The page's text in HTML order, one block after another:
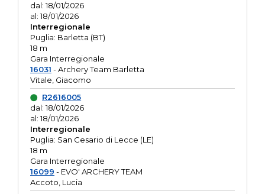
dal: 18/01/2026
al: 18/01/2026
Interregionale
Puglia: Barletta (BT)
18 m
Gara Interregionale
16031 - Archery Team Barletta
Vitale, Giacomo
R2616005
dal: 18/01/2026
al: 18/01/2026
Interregionale
Puglia: San Cesario di Lecce (LE)
18 m
Gara Interregionale
16099 - EVO' ARCHERY TEAM
Accoto, Lucia